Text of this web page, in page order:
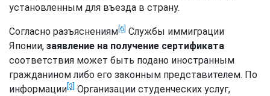
установленным для въезда в страну.
Согласно разъяснениям[6] Службы иммиграции
Японии, заявление на получение сертификата
соответствия может быть подано иностранным
гражданином либо его законным представителем. По
информации[3] Организации студенческих услуг,